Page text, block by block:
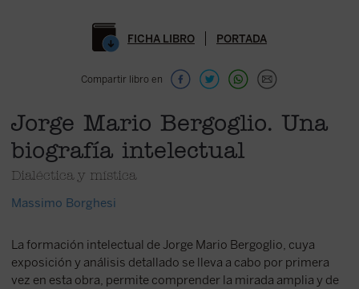
FICHA LIBRO PORTADA
Compartir libro en
Jorge Mario Bergoglio. Una
biografía intelectual
Dialéctica y mística
Massimo Borghesi
La formación intelectual de Jorge Mario Bergoglio, cuya
exposición y análisis detallado se lleva a cabo por primera
vez en esta obra, permite comprender la mirada amplia y de